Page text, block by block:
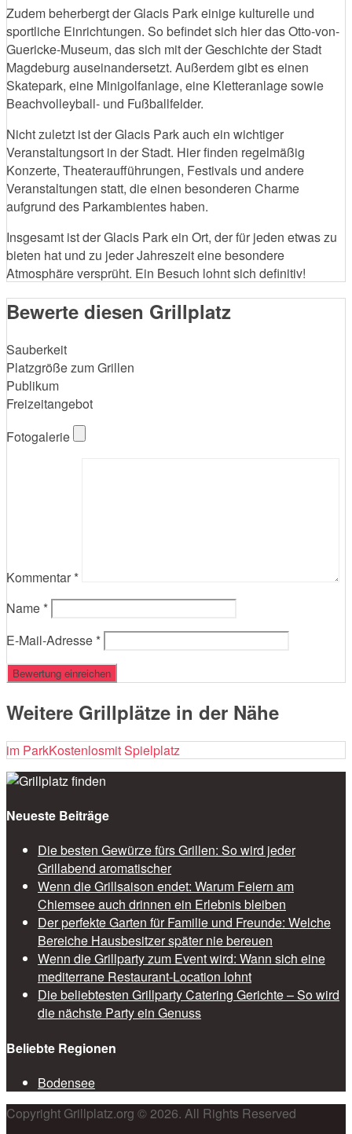
Zudem beherbergt der Glacis Park einige kulturelle und
sportliche Einrichtungen. So befindet sich hier das Otto-von-
Guericke-Museum, das sich mit der Geschichte der Stadt
Magdeburg auseinandersetzt. Außerdem gibt es einen
Skatepark, eine Minigolfanlage, eine Kletteranlage sowie
Beachvolleyball- und Fußballfelder.
Nicht zuletzt ist der Glacis Park auch ein wichtiger
Veranstaltungsort in der Stadt. Hier finden regelmäßig
Konzerte, Theateraufführungen, Festivals und andere
Veranstaltungen statt, die einen besonderen Charme
aufgrund des Parkambientes haben.
Insgesamt ist der Glacis Park ein Ort, der für jeden etwas zu
bieten hat und zu jeder Jahreszeit eine besondere
Atmosphäre versprüht. Ein Besuch lohnt sich definitiv!
Bewerte diesen Grillplatz
Sauberkeit
Platzgröße zum Grillen
Publikum
Freizeitangebot
Fotogalerie
Kommentar *
Name *
E-Mail-Adresse *
Weitere Grillplätze in der Nähe
im ParkKostenlosmit Spielplatz
Neueste Beiträge
Die besten Gewürze fürs Grillen: So wird jeder
Grillabend aromatischer
Wenn die Grillsaison endet: Warum Feiern am
Chiemsee auch drinnen ein Erlebnis bleiben
Der perfekte Garten für Familie und Freunde: Welche
Bereiche Hausbesitzer später nie bereuen
Wenn die Grillparty zum Event wird: Wann sich eine
mediterrane Restaurant-Location lohnt
Die beliebtesten Grillparty Catering Gerichte – So wird
die nächste Party ein Genuss
Beliebte Regionen
Bodensee
Copyright Grillplatz.org © 2026. All Rights Reserved